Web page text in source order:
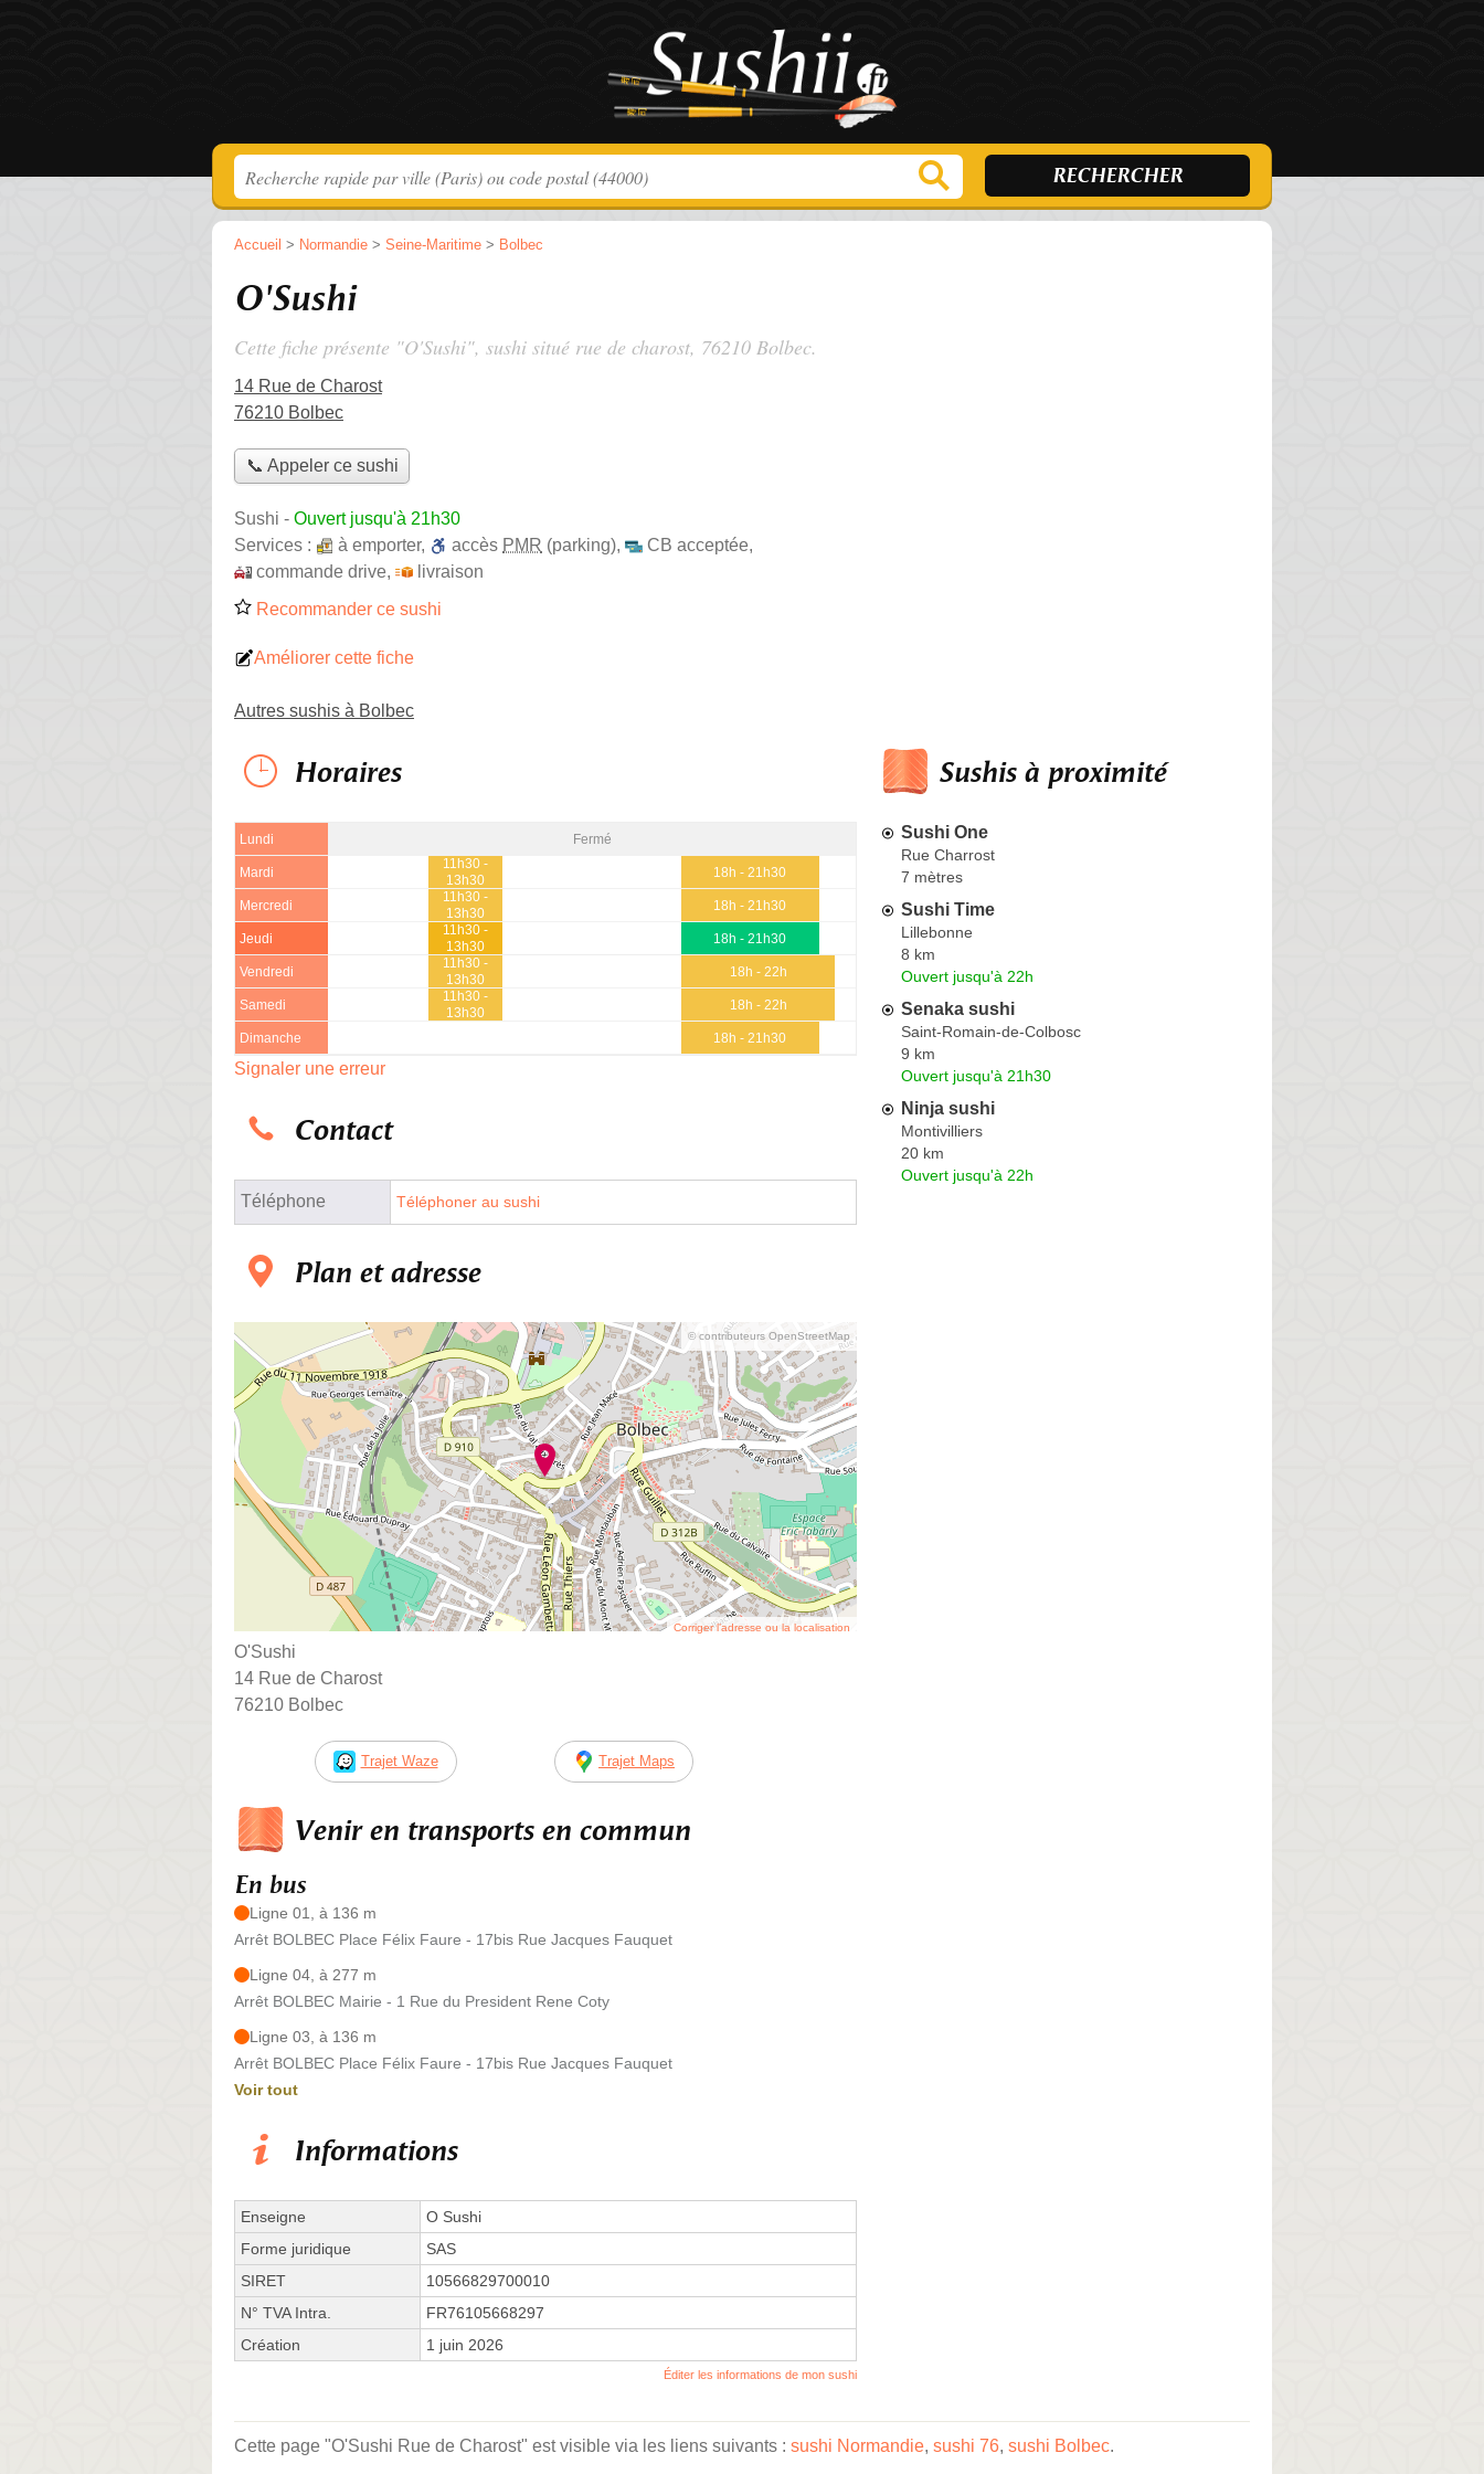
Accueil > Normandie > Seine-Maritime > Bolbec
O'Sushi
Cette fiche présente "O'Sushi", sushi situé rue de charost, 76210 Bolbec.
14 Rue de Charost
76210 Bolbec
📞 Appeler ce sushi
Sushi - Ouvert jusqu'à 21h30
Services :
à emporter, accès PMR (parking), CB acceptée,
commande drive,
livraison
Recommander ce sushi
Améliorer cette fiche
Autres sushis à Bolbec
Horaires
Lundi Fermé
Mardi
11h30 -
13h30
18h - 21h30
Mercredi
11h30 -
13h30
18h - 21h30
Jeudi
11h30 -
13h30
18h - 21h30
Vendredi
11h30 -
13h30
18h - 22h
Samedi
11h30 -
13h30
18h - 22h
Dimanche 18h - 21h30
Signaler une erreur
Contact
Téléphone Téléphoner au sushi
Plan et adresse
© contributeurs OpenStreetMap
Corriger l’adresse ou la localisation
O'Sushi
14 Rue de Charost
76210 Bolbec
Trajet Waze Trajet Maps
Venir en transports en commun
En bus
Ligne 01, à 136 m
Arrêt BOLBEC Place Félix Faure - 17bis Rue Jacques Fauquet
Ligne 04, à 277 m
Arrêt BOLBEC Mairie - 1 Rue du President Rene Coty
Ligne 03, à 136 m
Arrêt BOLBEC Place Félix Faure - 17bis Rue Jacques Fauquet
Voir tout
Informations
Enseigne
O Sushi
Forme juridique
SAS
SIRET
10566829700010
N° TVA Intra.
FR76105668297
Création
1 juin 2026
Éditer les informations de mon sushi
Sushis à proximité
Sushi One
Rue Charrost
7 mètres
Sushi Time
Lillebonne
8 km
Ouvert jusqu'à 22h
Senaka sushi
Saint-Romain-de-Colbosc
9 km
Ouvert jusqu'à 21h30
Ninja sushi
Montivilliers
20 km
Ouvert jusqu'à 22h
Cette page "O'Sushi Rue de Charost" est visible via les liens suivants : sushi Normandie, sushi 76, sushi Bolbec.